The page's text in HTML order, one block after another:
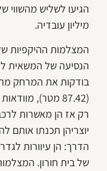
הגיעו לשליש מהשווי
מיליון עובדיה.
המצלמות ההיקפיות
הנסיעה של המשאית
בודקות את המרחק
(87.42 מטר),
רק אז הן מאשרות
יוצריהן תכנתו אותם
הדרך: הן עיוורות
של בית חורון.